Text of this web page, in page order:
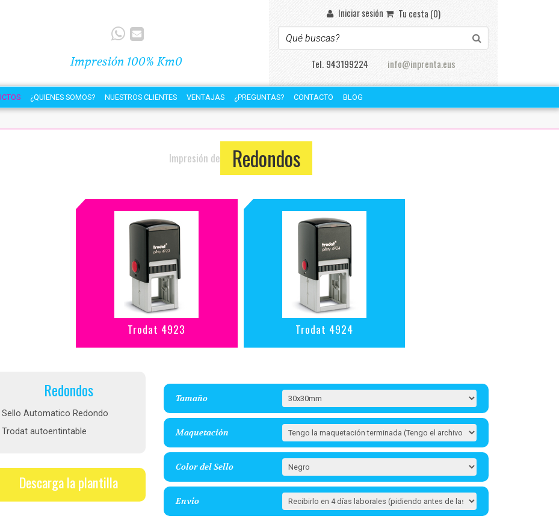
Impresión 100% Km0
Iniciar sesión Tu cesta (0)
Tel. 943199224 info@inprenta.eus
¿QUIENES SOMOS? NUESTROS CLIENTES VENTAJAS ¿PREGUNTAS? CONTACTO BLOG
Impresión de Redondos
Trodat 4923 Trodat 4924
Redondos
Sello Automatico Redondo
Trodat autoentintable
Descarga la plantilla
Tamaño
Maquetación
Color del Sello
Envío